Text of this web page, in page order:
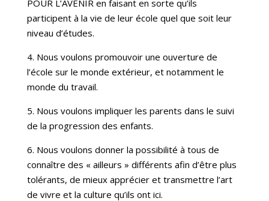
POUR L’AVENIR en faisant en sorte qu’ils
participent à la vie de leur école quel que soit leur
niveau d’études.
4. Nous voulons promouvoir une ouverture de
l’école sur le monde extérieur, et notamment le
monde du travail.
5. Nous voulons impliquer les parents dans le suivi
de la progression des enfants.
6. Nous voulons donner la possibilité à tous de
connaître des « ailleurs » différents afin d’être plus
tolérants, de mieux apprécier et transmettre l’art
de vivre et la culture qu’ils ont ici.